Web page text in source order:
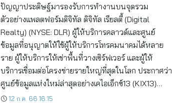
ปัญญาประดิษฐ์มารองรับการทำงานบนจุดรวม
ตัวอย่างแพลตฟอร์มดิจิทัล ดิจิทัล เรียลตี้ (Digital
Realty) (NYSE: DLR) ผู้ให้บริการคลาวด์และศูนย์
ข้อมูลที่อนุญาตให้ใช้ผู้ให้บริการโทรคมนาคมได้หลาย
ราย ผู้ให้บริการให้เช่าพื้นที่วางเซิร์ฟเวอร์ และผู้ให้
บริการเชื่อมต่อโครงข่ายรายใหญ่ที่สุดในโลก ประกาศว่า
ศูนย์ข้อมูลแห่งใหม่ล่าสุดอย่างเคไอเอ็กซ์13 (KIX13)…
12 ก.ค. 66 16:15